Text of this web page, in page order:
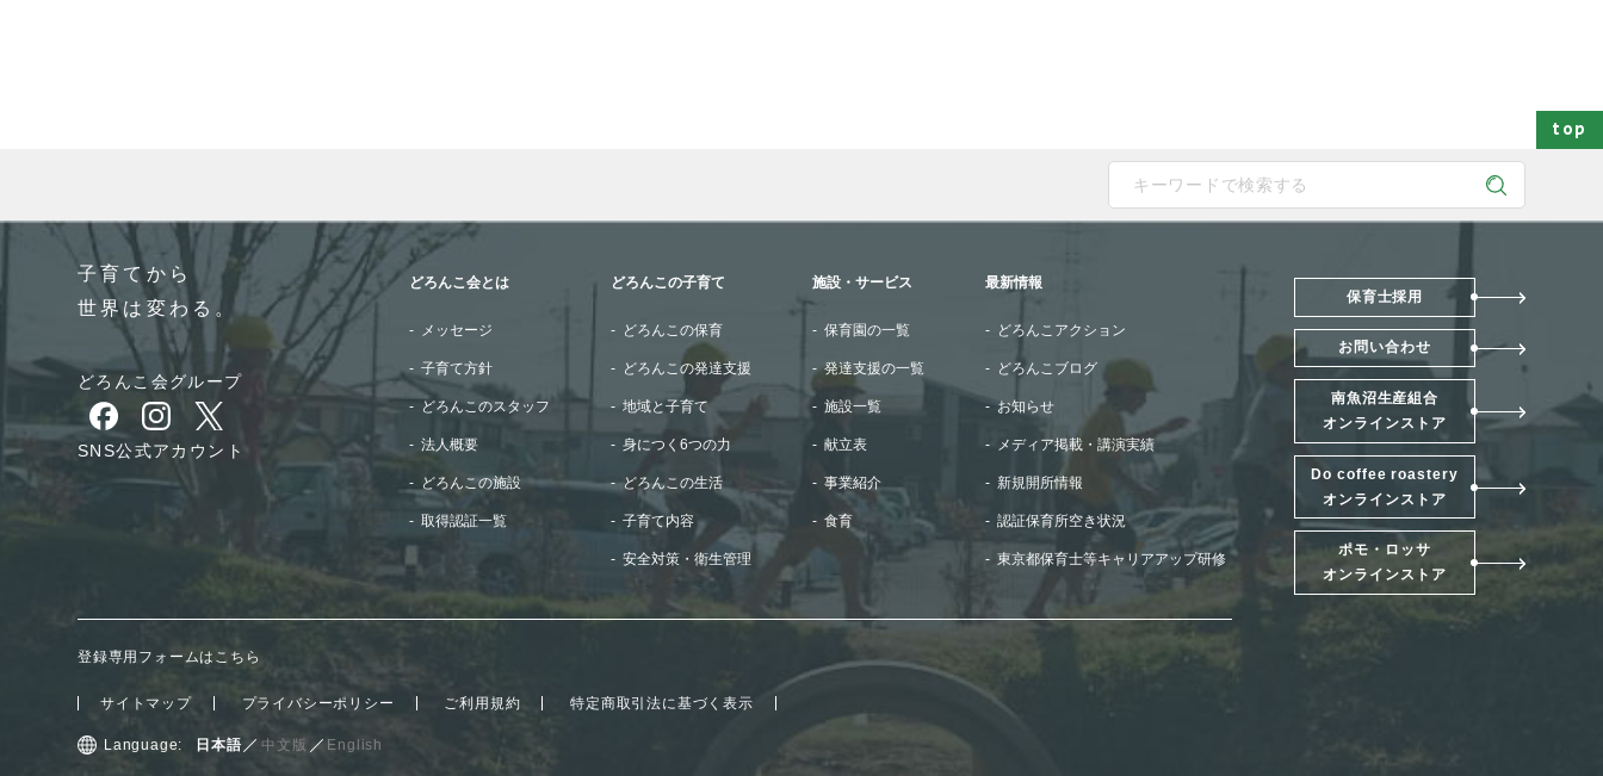
top
When autocomplete results are available use up and down arrows to review and enter to go to the desired page. Touch device users, explore by touch or with swipe gestures.
子育てから
世界は変わる。
どろんこ会グループ
別ウィンドウで開きます
別ウィンドウで開きます
別ウィンドウで開きます
SNS公式アカウント
どろんこ会とは
メッセージ
子育て方針
どろんこのスタッフ
法人概要
どろんこの施設
取得認証一覧
どろんこの子育て
どろんこの保育
どろんこの発達支援
地域と子育て
身につく6つの力
どろんこの生活
子育て内容
安全対策・衛生管理
施設・サービス
保育園の一覧
発達支援の一覧
施設一覧
献立表
事業紹介
食育
最新情報
どろんこアクション
どろんこブログ
お知らせ
メディア掲載・講演実績
新規開所情報
認証保育所空き状況 別ウィンドウで開きます
東京都保育士等キャリアアップ研修別ウィンドウで開きます
保育士採用
お問い合わせ
南魚沼生産組合
オンラインストア
Do coffee roastery
オンラインストア
ポモ・ロッサ
オンラインストア
登録専用フォームはこちら
サイトマップ プライバシーポリシー ご利用規約 特定商取引法に基づく表示
Language: 日本語 中文版 English